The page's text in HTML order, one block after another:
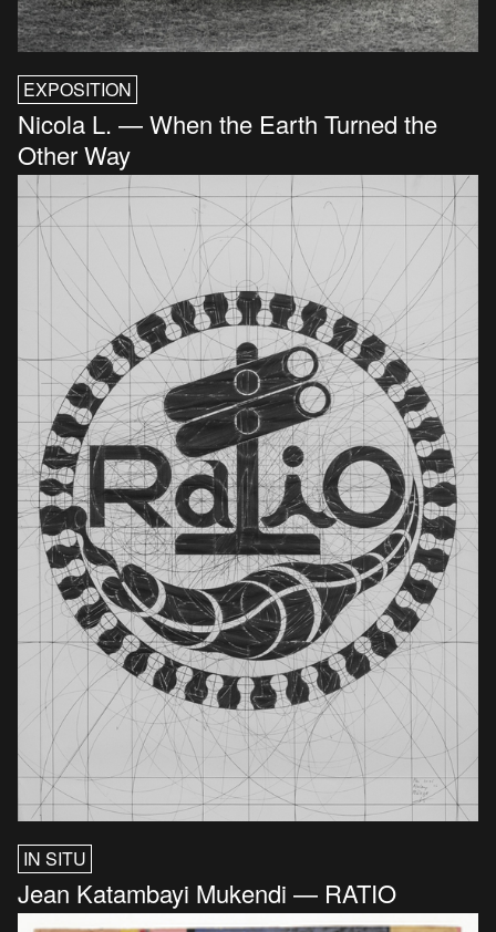
EXPOSITION
Nicola L. — When the Earth Turned the
Other Way
IN SITU
Jean Katambayi Mukendi — RATIO